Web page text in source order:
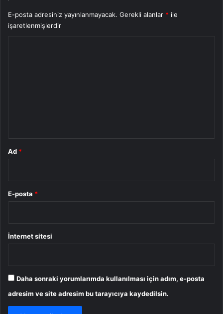
E-posta adresiniz yayınlanmayacak. Gerekli alanlar * ile
işaretlenmişlerdir
Ad *
E-posta *
İnternet sitesi
Daha sonraki yorumlarımda kullanılması için adım, e-posta
adresim ve site adresim bu tarayıcıya kaydedilsin.